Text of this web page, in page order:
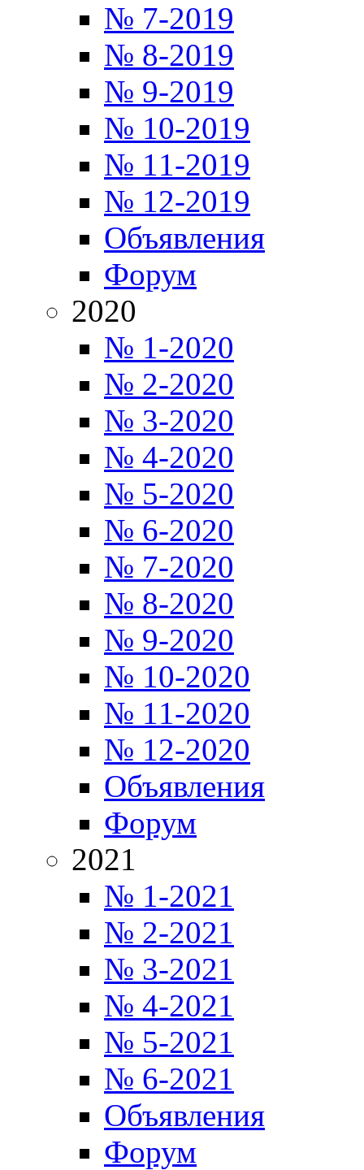
№ 7-2019
№ 8-2019
№ 9-2019
№ 10-2019
№ 11-2019
№ 12-2019
Объявления
Форум
2020
№ 1-2020
№ 2-2020
№ 3-2020
№ 4-2020
№ 5-2020
№ 6-2020
№ 7-2020
№ 8-2020
№ 9-2020
№ 10-2020
№ 11-2020
№ 12-2020
Объявления
Форум
2021
№ 1-2021
№ 2-2021
№ 3-2021
№ 4-2021
№ 5-2021
№ 6-2021
Объявления
Форум